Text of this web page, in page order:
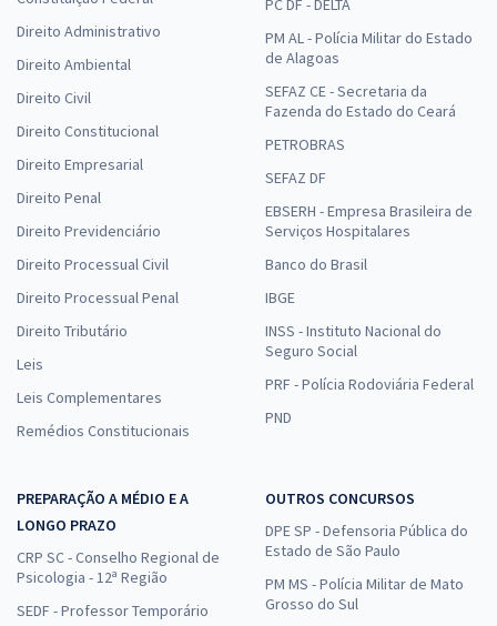
Direito Administrativo
Direito Ambiental
Direito Civil
Direito Constitucional
Direito Empresarial
Direito Penal
Direito Previdenciário
Direito Processual Civil
Direito Processual Penal
Direito Tributário
Leis
Leis Complementares
Remédios Constitucionais
PC DF - DELTA
PM AL - Polícia Militar do Estado
de Alagoas
SEFAZ CE - Secretaria da
Fazenda do Estado do Ceará
PETROBRAS
SEFAZ DF
EBSERH - Empresa Brasileira de
Serviços Hospitalares
Banco do Brasil
IBGE
INSS - Instituto Nacional do
Seguro Social
PRF - Polícia Rodoviária Federal
PND
PREPARAÇÃO A MÉDIO E A
LONGO PRAZO
CRP SC - Conselho Regional de
Psicologia - 12ª Região
SEDF - Professor Temporário
OUTROS CONCURSOS
DPE SP - Defensoria Pública do
Estado de São Paulo
PM MS - Polícia Militar de Mato
Grosso do Sul